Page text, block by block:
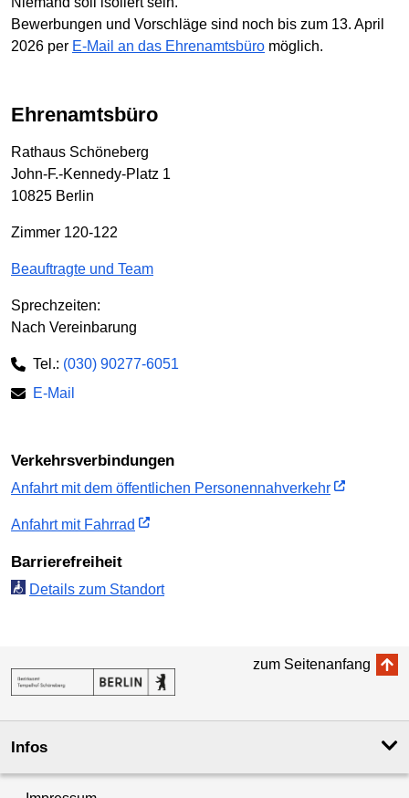
Bewerbungen und Vorschläge sind noch bis zum 13. April
2026 per E-Mail an das Ehrenamtsbüro möglich.
Ehrenamtsbüro
Rathaus Schöneberg
John-F.-Kennedy-Platz 1
10825 Berlin
Zimmer 120-122
Beauftragte und Team
Sprechzeiten:
Nach Vereinbarung
Tel.: (030) 90277-6051
E-Mail
Verkehrs­verbindungen
Anfahrt mit dem öffent­lichen Personen­nah­verkehr
Anfahrt mit Fahrrad
Barriere­freiheit
Details zum Standort
zum Seitenanfang
Infos